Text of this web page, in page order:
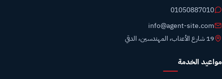
01050887010
info@agent-site.com
19 شارع الأعناب، المهندسين، الدقي
مواعيد الخدمة